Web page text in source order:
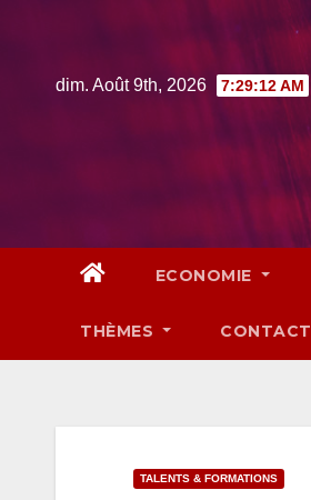
contentdim. Août 9th, 2026 7:29:13 AM
ECONOMIE
THÈMES CONTACT
TALENTS & FORMATIONS